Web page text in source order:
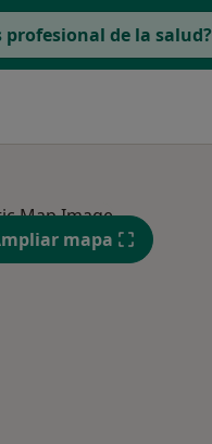
profesional de la salud?
mapa